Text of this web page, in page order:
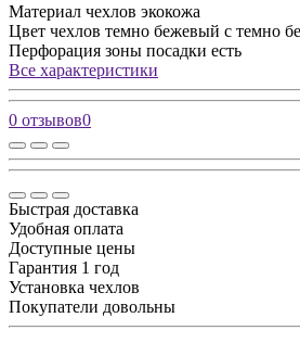
Материал чехлов экокожа
Цвет чехлов темно бежевый с темно
Перфорация зоны посадки есть
Все характеристики
0 отзывов0
Быстрая доставка
Удобная оплата
Доступные цены
Гарантия 1 год
Установка чехлов
Покупатели довольны